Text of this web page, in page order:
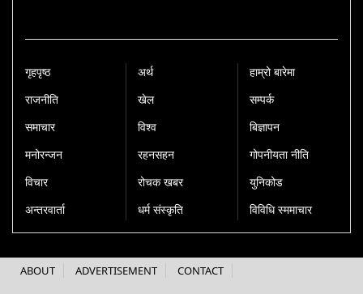
गृहपृष्‍ठ
राजनीति
समाचार
मनोरन्जन
विचार
अन्तरवार्ता
अर्थ
खेल
विश्व
रहनसहन
रोचक खबर
धर्म संस्कृति
हाम्रो बारेमा
सम्पर्क
बिज्ञापन
गोपनीयता नीति
युनिकोड
विविधि स्ममाचार
ABOUT ADVERTISEMENT CONTACT